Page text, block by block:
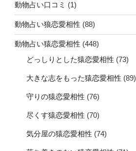
動物占い口コミ (1)
動物占い狼恋愛相性 (88)
動物占い猿恋愛相性 (448)
どっしりとした猿恋愛相性 (73)
大きな志をもった猿恋愛相性 (89)
守りの猿恋愛相性 (76)
尽くす猿恋愛相性 (70)
気分屋の猿恋愛相性 (74)